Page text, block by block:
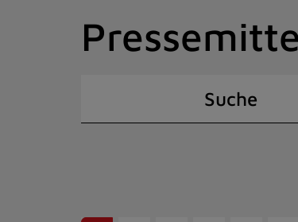
Suche